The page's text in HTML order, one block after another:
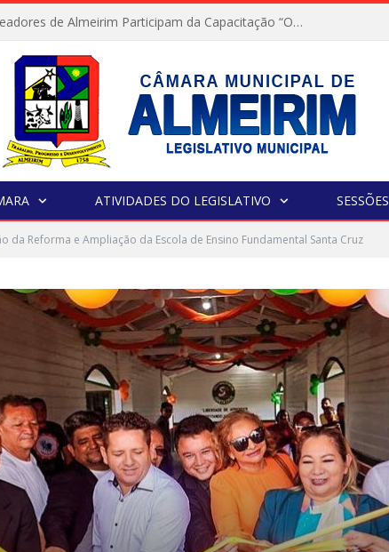
Servidores e Vereadores de Almeirim Participam da Capacitação “Orientar é a Nossa Missão”
ATIVIDADES DO LEGISLATIVO SESSÕES
da Reforma e Ampliação da Escola de Ensino Fundamental Santa Cruz